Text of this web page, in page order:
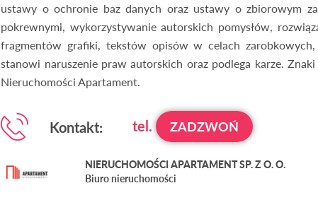
ustawy o ochronie baz danych oraz ustawy o zbiorowym
pokrewnymi, wykorzystywanie autorskich pomysłów,
fragmentów grafiki, tekstów opisów w celach
stanowi naruszenie praw autorskich oraz podlega karze.
Nieruchomości Apartament.
Kontakt: tel. ZADZWOŃ
NIERUCHOMOŚCI APARTAMENT SP. Z O. O.
Biuro nieruchomości